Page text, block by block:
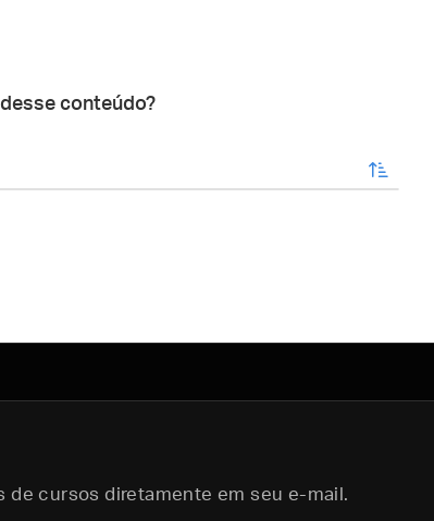
conteúdo?
enviar
de cursos diretamente em seu e-mail.